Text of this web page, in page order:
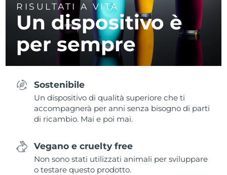
RISULTATI A VITA
Un dispositivo è
per sempre
Sostenibile
Un dispositivo di qualità superiore che ti
accompagnerà per anni senza bisogno di parti
di ricambio. Mai e poi mai.
Vegano e cruelty free
Non sono stati utilizzati animali per sviluppare
o testare questo prodotto.